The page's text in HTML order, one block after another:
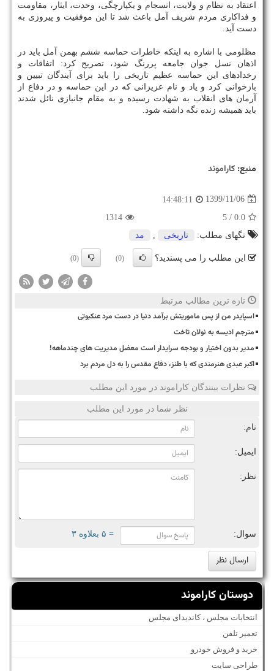
اعتقاد به نظام و ولایت، انسجام و یکپارچگی، وحدت، ایثار، مقاومت
و فداکاری مردم شریف آمل باعث شد تا این موفقیت و پیروزی به
دست آید.
مظلومی با اشاره به اینکه خاطرات حماسه ششم بهمن آمل باید در
اذهان نسل جوان جامعه پررنگ شود، تصریح کرد: اتفاقات و
رخدادهای این حماسه عظیم تاریخی را باید برای آیندگان تبیین و
بازخوانی کرد و یاد و نام عزیزانی که در این حماسه و در دفاع از
آرمان های انقلاب به شهادت رسیده و به مقام جانبازی نائل شدند
باید همیشه زنده نگه داشته شود.
منبع: كاراموند
1399/11/06
14:48:11
0.0
/ 5
1314
تگهای مطلب:
تاریخی , مد
این مطلب را می پسندید؟ (0)
(0)
تازه ترین مطالب مرتبط
اسپایدر من از پس ماموریتش برآمد دنیا در دست مرد عنکبوتی
مترجم ادیسه به نولان تاخت
مدیر بدون اختیار و بودجه سرایدار است معضل مدیریت های چندماهه!
اکبر عبدی هنرمندی که با طنز، دفاع مقدس را به دل مردم برد
نظرات بینندگان کاراموند در مورد این مطلب
نظر شما در مورد این مطلب
نام:
ایمیل:
نظر:
سوال: = ۵ بعلاوه ۳
دوستان کاراموند
انتخابات مجلس ، کاندیدای مجلس
تعمیر تلفن
خرید و فروش خودرو
طراحی سایت